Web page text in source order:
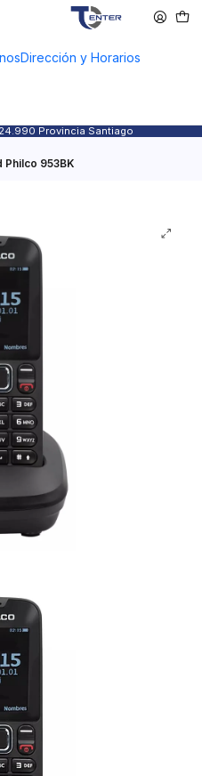
Dirección y Horarios
Provincia Santiago
Philco 953BK